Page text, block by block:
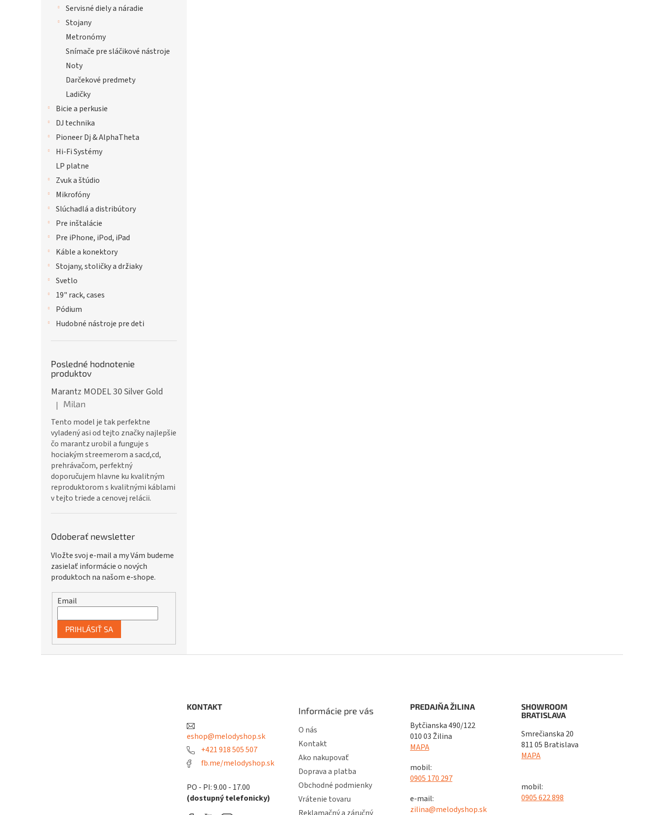
Servisné diely a náradie
Stojany
Metronómy
Snímače pre sláčikové nástroje
Noty
Darčekové predmety
Ladičky
Bicie a perkusie
DJ technika
Pioneer Dj & AlphaTheta
Hi-Fi Systémy
LP platne
Zvuk a štúdio
Mikrofóny
Slúchadlá a distribútory
Pre inštalácie
Pre iPhone, iPod, iPad
Káble a konektory
Stojany, stoličky a držiaky
Svetlo
19" rack, cases
Pódium
Hudobné nástroje pre deti
Posledné hodnotenie
produktov
Marantz MODEL 30 Silver Gold
Hodnotenie produktu je 5 z 5 hviezdičiek.
| Milan
Tento model je tak perfektne
vyladený asi od tejto značky najlepšie
čo marantz urobil a funguje s
hociakým streemerom a sacd,cd,
prehrávačom, perfektný
doporučujem hlavne ku kvalitným
reproduktorom s kvalitnými káblami
v tejto triede a cenovej relácii.
Odoberať newsletter
Vložte svoj e-mail a my Vám budeme
zasielať informácie o nových
produktoch na našom e-shope.
Email
PRIHLÁSIŤ SA
KONTAKT
eshop@melodyshop.sk
+421 918 505 507
fb.me/melodyshop.sk
PO - PI: 9.00 - 17.00
(dostupný telefonicky)
Informácie pre vás
O nás
Kontakt
Ako nakupovať
Doprava a platba
Obchodné podmienky
Vrátenie tovaru
Reklamačný a záručný
PREDAJŇA ŽILINA
Bytčianska 490/122
010 03 Žilina
MAPA
mobil:
0905 170 297
e-mail:
zilina@melodyshop.sk
SHOWROOM
BRATISLAVA
Smrečianska 20
811 05 Bratislava
MAPA
mobil:
0905 622 898